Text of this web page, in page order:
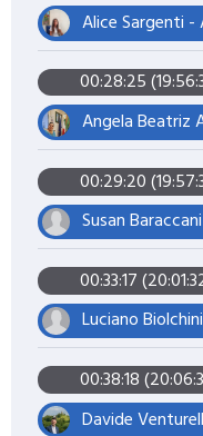
Alice Sargenti -
00:28:25
00:29:20
Susan
00:33:17
Luciano
00:38:18
Davide